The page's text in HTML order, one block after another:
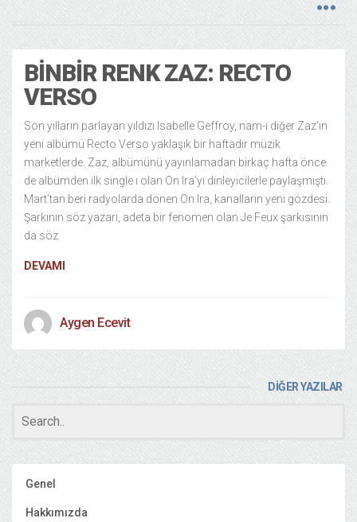
BINBIR RENK ZAZ: RECTO
VERSO
Son yılların parlayan yıldızı Isabelle Geffroy, nam-ı diğer Zaz’ın
yeni albümü Recto Verso yaklaşık bir haftadır müzik
marketlerde. Zaz, albümünü yayınlamadan birkaç hafta önce
de albümden ilk single ı olan On Ira’yı dinleyicilerle paylaşmıştı.
Mart’tan beri radyolarda dönen On Ira, kanalların yeni gözdesi.
Şarkının söz yazarı, adeta bir fenomen olan Je Feux şarkısının
da söz
DEVAMI
Aygen Ecevit
DİĞER YAZILAR
Genel
Hakkımızda